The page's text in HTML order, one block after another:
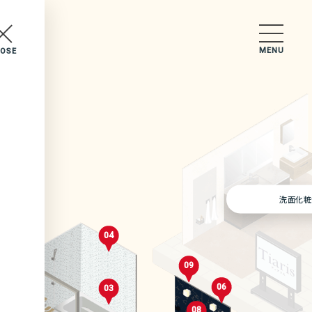
MENU
02
03
04
06
09
洗面化